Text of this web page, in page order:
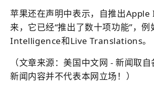
苹果还在声明中表示，自推出
来，它已经“推出了数十项功能”，例
Intelligence和Live Translations。
（文章来源：美国中文网 - 新闻取自
新闻内容并不代表本网立场！）